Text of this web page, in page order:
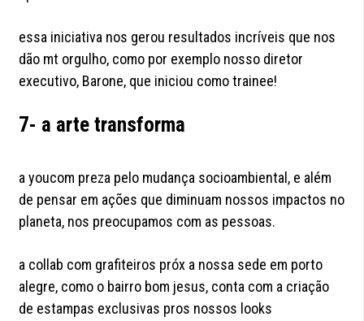
essa iniciativa nos gerou resultados incríveis que nos
dão mt orgulho, como por exemplo nosso diretor
executivo, Barone, que iniciou como trainee!
7- a arte transforma
a youcom preza pelo mudança socioambiental, e além
de pensar em ações que diminuam nossos impactos no
planeta, nos preocupamos com as pessoas.
a collab com grafiteiros próx a nossa sede em porto
alegre, como o bairro bom jesus, conta com a criação
de estampas exclusivas pros nossos looks